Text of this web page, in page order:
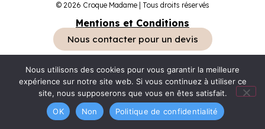
© 2026 Croque Madame | Tous droits réservés
Mentions et Conditions
Nous contacter pour un devis
Nous utilisons des cookies pour vous garantir la meilleure
expérience sur notre site web. Si vous continuez à utiliser ce
site, nous supposerons que vous en êtes satisfait.
OK
Non Politique de confidentialité